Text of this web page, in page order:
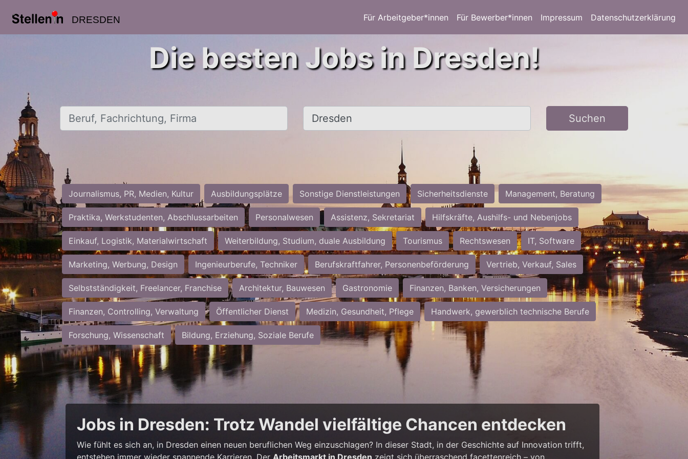
DRESDEN Für Arbeitgeber*innen Für Bewerber*innen Impressum Datenschutzerklärung
Die besten Jobs in Dresden!
Beruf, Fachrichtung, Firma Ort, Stadt Suchen
Journalismus, PR, Medien, Kultur Ausbildungsplätze Sonstige Dienstleistungen Sicherheitsdienste Management, Beratung
Praktika, Werkstudenten, Abschlussarbeiten Personalwesen Assistenz, Sekretariat Hilfskräfte, Aushilfs- und Nebenjobs
Einkauf, Logistik, Materialwirtschaft Weiterbildung, Studium, duale Ausbildung Tourismus Rechtswesen IT, Software
Marketing, Werbung, Design Ingenieurberufe, Techniker Berufskraftfahrer, Personenbeförderung Vertrieb, Verkauf, Sales
Selbstständigkeit, Freelancer, Franchise Architektur, Bauwesen Gastronomie Finanzen, Banken, Versicherungen
Finanzen, Controlling, Verwaltung Öffentlicher Dienst Medizin, Gesundheit, Pflege Handwerk, gewerblich technische Berufe
Forschung, Wissenschaft Bildung, Erziehung, Soziale Berufe
Jobs in Dresden: Trotz Wandel vielfältige Chancen entdecken
Wie fühlt es sich an, in Dresden einen neuen beruflichen Weg einzuschlagen? In dieser Stadt, in der Geschichte auf Innovation trifft,